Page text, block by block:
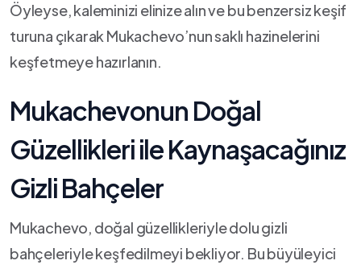
Öyleyse, ‌kaleminizi elinize alın ve bu benzersiz keşif
‌turuna‍ çıkarak Mukachevo’nun saklı hazinelerini
keşfetmeye hazırlanın.
Mukachevonun Doğal
Güzellikleri ile Kaynaşacağınız
Gizli Bahçeler
Mukachevo,‌ doğal güzellikleriyle dolu gizli
bahçeleriyle keşfedilmeyi bekliyor. Bu büyüleyici